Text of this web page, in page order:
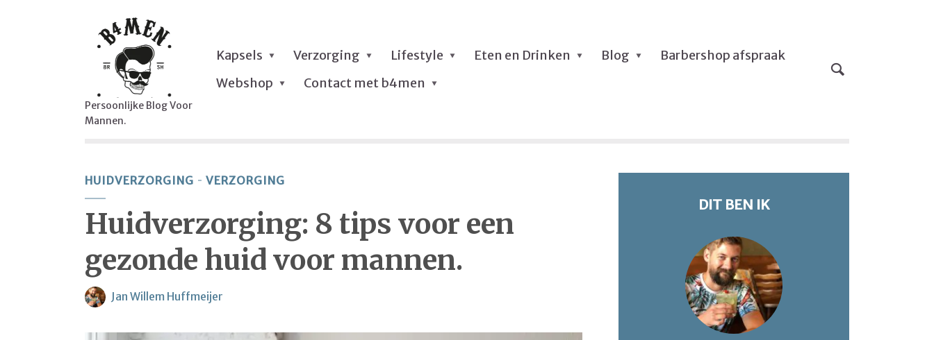
Persoonlijke Blog Voor
Mannen.
Kapsels Verzorging Lifestyle Eten en Drinken Blog
Barbershop afspraak
Webshop
Contact met b4men
HUIDVERZORGING VERZORGING
Huidverzorging: 8 tips voor een
gezonde huid voor mannen.
Jan Willem Huffmeijer
DIT BEN IK